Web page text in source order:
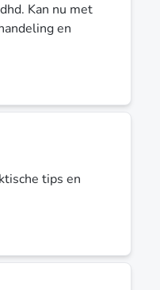
Kan nu met
en
tips en